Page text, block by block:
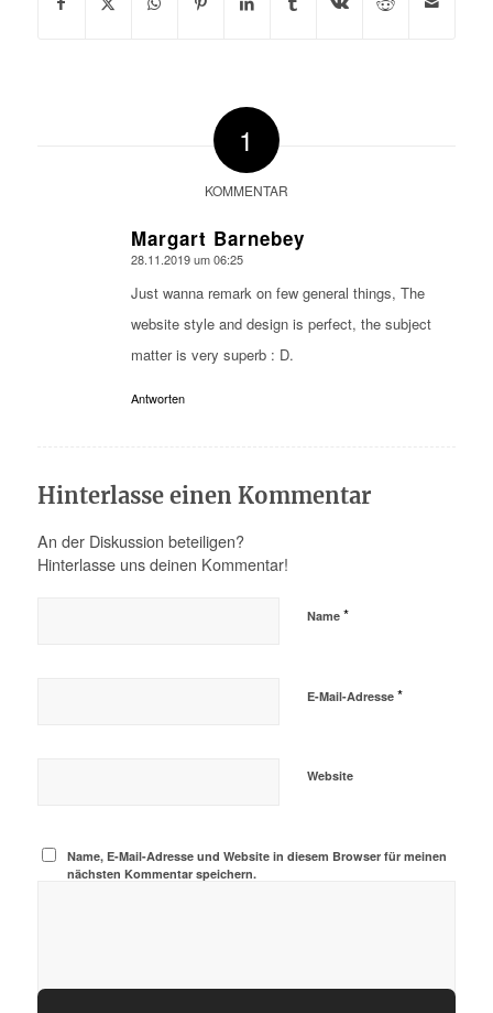
1
KOMMENTAR
Margart Barnebey
sagte:
28.11.2019 um 06:25
Just wanna remark on few general things, The
website style and design is perfect, the subject
matter is very superb : D.
Antworten
Hinterlasse einen Kommentar
An der Diskussion beteiligen?
Hinterlasse uns deinen Kommentar!
Name *
E-Mail-Adresse *
Website
Name, E-Mail-Adresse und Website in diesem Browser für meinen
nächsten Kommentar speichern.